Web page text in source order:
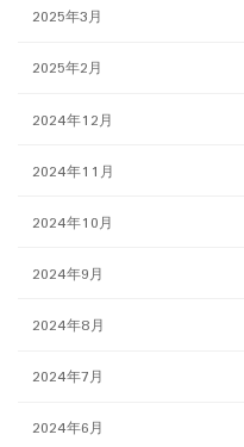
2025年3月
2025年2月
2024年12月
2024年11月
2024年10月
2024年9月
2024年8月
2024年7月
2024年6月